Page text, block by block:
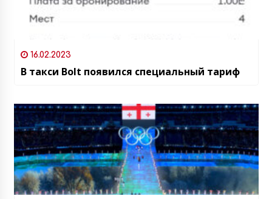
16.02.2023
В такси Bolt появился специальный тариф